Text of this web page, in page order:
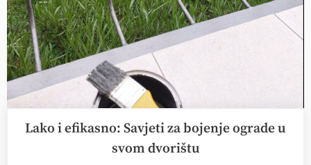
bujice,
a
podzemne
garaže
smrtonosne
zamke
za
imovinu?”
Lako i efikasno: Savjeti za bojenje ograde u
svom dvorištu